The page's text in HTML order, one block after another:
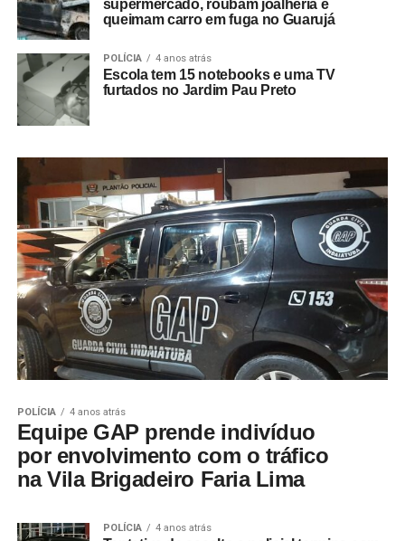
supermercado, roubam joalheria e
queimam carro em fuga no Guarujá
POLÍCIA 4 anos atrás
Escola tem 15 notebooks e uma TV
furtados no Jardim Pau Preto
POLÍCIA 4 anos atrás
Equipe GAP prende indivíduo
por envolvimento com o tráfico
na Vila Brigadeiro Faria Lima
POLÍCIA 4 anos atrás